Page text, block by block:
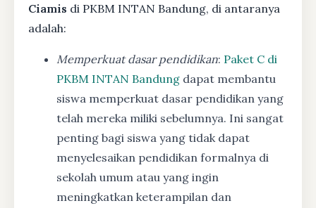
Ciamis di PKBM INTAN Bandung, di antaranya
adalah:
Memperkuat dasar pendidikan: Paket C di
PKBM INTAN Bandung dapat membantu
siswa memperkuat dasar pendidikan yang
telah mereka miliki sebelumnya. Ini sangat
penting bagi siswa yang tidak dapat
menyelesaikan pendidikan formalnya di
sekolah umum atau yang ingin
meningkatkan keterampilan dan